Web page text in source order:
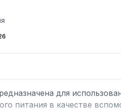
для
питания в качестве